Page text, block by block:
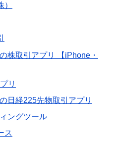
株取引アプリ 【iPhone・
リ
日経225先物取引アプリ
ングツール
ス